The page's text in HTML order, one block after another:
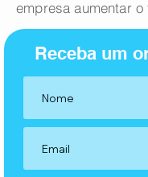
empresa aumentar o
Receba um